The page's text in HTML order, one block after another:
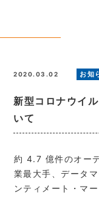
2020.03.02 お知
新型コロナウイ
いて
約 4.7 億件のオー
業最大手、データ
ンティメート・マ